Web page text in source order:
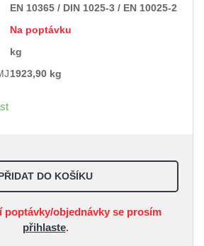
EN 10365 / DIN 1025-3 / EN 10025-2
Na poptávku
kg
1923,90 kg
DO KOŠÍKU
poptávky/objednávky se prosím
přihlaste.